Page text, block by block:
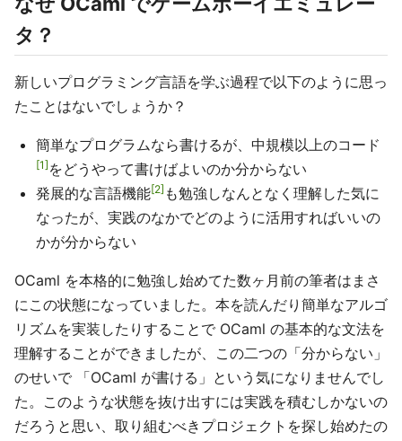
タ？
新しいプログラミング言語を学ぶ過程で以下のように思っ
たことはないでしょうか？
簡単なプログラムなら書けるが、中規模以上のコード
1 をどうやって書けばよいのか分からない
発展的な言語機能 2 も勉強しなんとなく理解した気に
なったが、実践のなかでどのように活用すればいいの
かが分からない
OCaml を本格的に勉強し始めてた数ヶ月前の筆者はまさ
にこの状態になっていました。本を読んだり簡単なアルゴ
リズムを実装したりすることで OCaml の基本的な文法を
理解することができましたが、この二つの「分からない」
のせいで 「OCaml が書ける」という気になりませんでし
た。このような状態を抜け出すには実践を積むしかないの
だろうと思い、取り組むべきプロジェクトを探し始めたの